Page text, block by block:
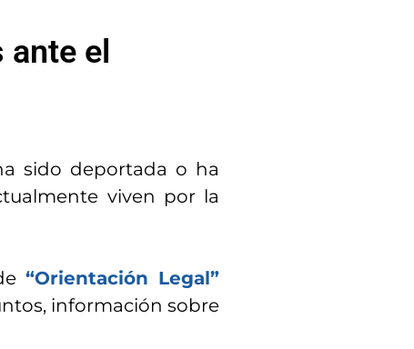
el
sido deportada o ha
viven por la
“Orientación Legal”
información sobre